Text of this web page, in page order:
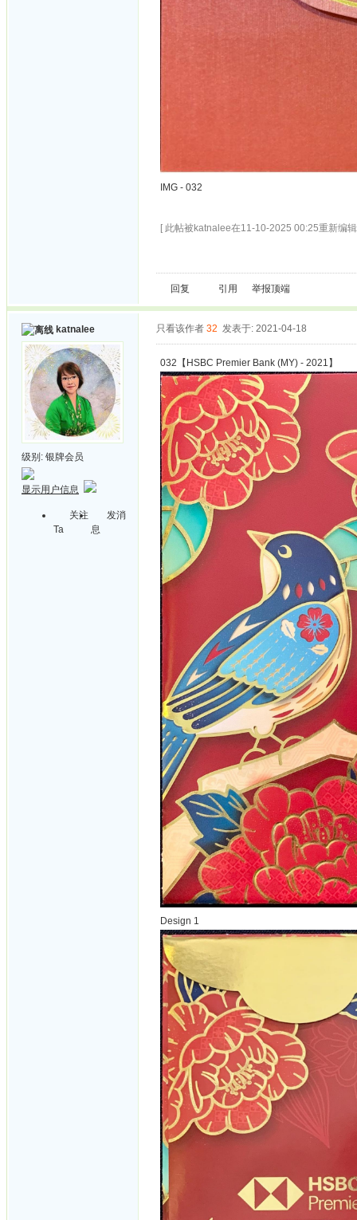
IMG - 032
[ 此帖被katnalee在11-10-2025 00:25重新编
回复 引用 举报顶端
katnalee
级别: 银牌会员
显示用户信息
关注
Ta
发消
息
只看该作者 32 发表于: 2021-04-18
032【HSBC Premier Bank (MY) - 2021】
Design 1